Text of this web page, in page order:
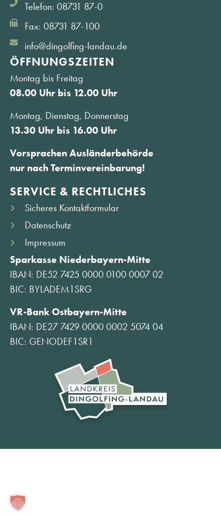
Telefon: 08731 87-0
Fax: 08731 87-100
info@dingolfing-landau.de
ÖFFNUNGS­ZEITEN
Montag bis Freitag
08.00 Uhr bis 12.00 Uhr
Montag, Dienstag, Donnerstag
13.30 Uhr bis 16.00 Uhr
Vorsprachen Ausländerbehörde
nur nach Terminvereinbarung!
SERVICE & RECHTLICHES
Sicheres Kontaktformular
Datenschutz
Impressum
Sparkasse Niederbayern-Mitte
IBAN: DE52 7425 0000 0100 0007 02
BIC: BYLADEM1SRG
VR-Bank Ostbayern-Mitte
IBAN: DE27 7429 0000 0002 5074 04
BIC: GENODEF1SR1